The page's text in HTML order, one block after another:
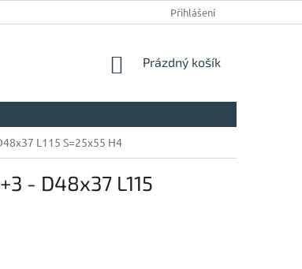
Přihlášení
NÁKUPNÍ
Prázdný košík
L115 S=25x55 H4
- D48x37 L115